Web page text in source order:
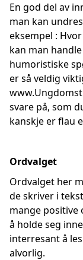
En god del av
man kan
eksempel :
kan man
humoristiske
er så veldig
svare på, som
kanskje er flau
Ordvalget
Ordvalget her
de skriver i
mange positive
å holde seg
interresant å
alvorlig.